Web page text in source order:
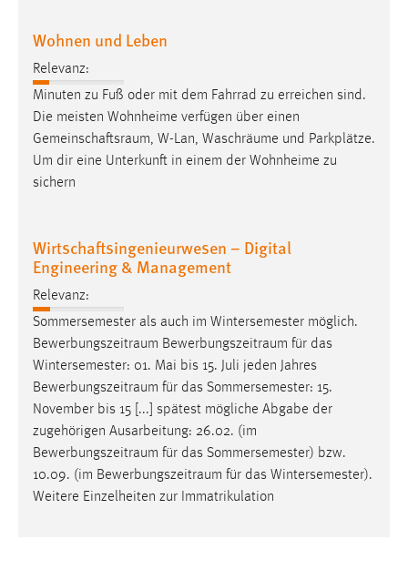
Wohnen und Leben
Relevanz:
Minuten zu Fuß oder mit dem Fahrrad zu erreichen sind.
Die meisten Wohnheime verfügen über einen
Gemeinschaftsraum, W-Lan, Waschräume und Parkplätze.
Um dir eine Unterkunft in einem der Wohnheime zu
sichern
Wirtschaftsingenieurwesen – Digital
Engineering & Management
Relevanz:
Sommersemester als auch im Wintersemester möglich.
Bewerbungszeitraum Bewerbungszeitraum für das
Wintersemester: 01. Mai bis 15. Juli jeden Jahres
Bewerbungszeitraum für das Sommersemester: 15.
November bis 15 [...] spätest mögliche Abgabe der
zugehörigen Ausarbeitung: 26.02. (im
Bewerbungszeitraum für das Sommersemester) bzw.
10.09. (im Bewerbungszeitraum für das Wintersemester).
Weitere Einzelheiten zur Immatrikulation